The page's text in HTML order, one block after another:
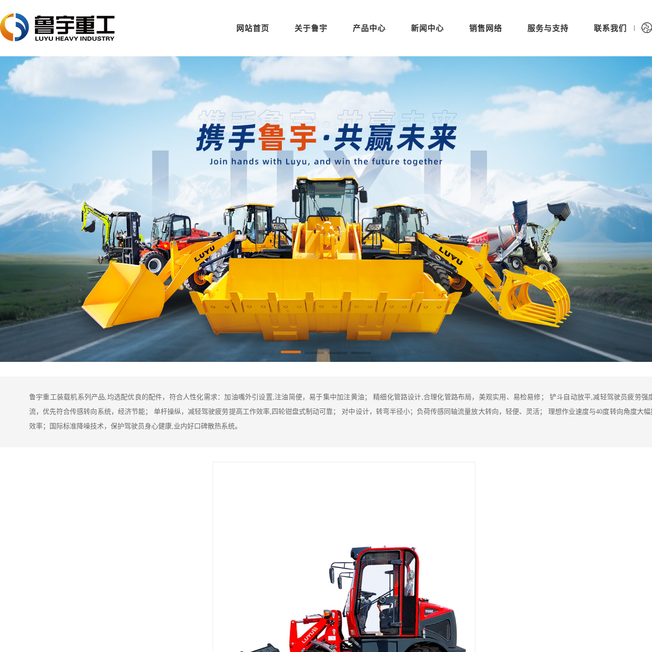
网站首页 关于鲁宇 产品中心 新闻中心 销售网络 服务与支持 联系我们
鲁宇重工装载机系列产品,均选配优良的配件，符合人性化需求：加油嘴外引设置,注油简便，易于集中加注黄油； 精细化管路设计,合理化管路布局，美观实用、易检易修； 铲斗自动放平,减轻驾驶员疲劳强
流，优先符合传感转向系统，经济节能； 单杆操纵，减轻驾驶疲劳提高工作效率,四轮钳盘式制动可靠； 对中设计，转弯半径小；负荷传感同轴流量放大转向，轻便、灵活； 理想作业速度与40度转向角度大
效率；国际标准降噪技术，保护驾驶员身心健康,业内好口碑散热系统。